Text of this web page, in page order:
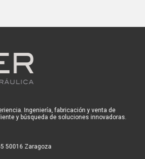
Ingeniería, fabricación y venta de
y búsqueda de soluciones innovadoras.
50016 Zaragoza